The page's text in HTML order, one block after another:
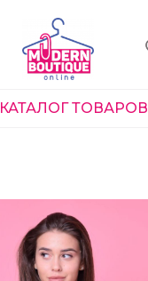
КАТАЛОГ ТОВАРОВ